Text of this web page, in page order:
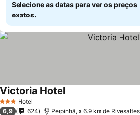
Selecione as datas para ver os preços
exatos.
3 EstrelasHotel
Victoria Hotel
6,9 624 Perpinhã, a 6.9 km de Rivesaltes